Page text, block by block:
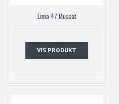
Lima 47 Muscat
VIS PRODUKT